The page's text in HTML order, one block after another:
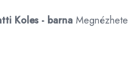
Koles - barna